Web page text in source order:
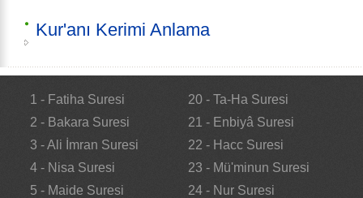
Kur'anı Kerimi Anlama
1 - Fatiha Suresi
2 - Bakara Suresi
3 - Ali İmran Suresi
4 - Nisa Suresi
5 - Maide Suresi
20 - Ta-Ha Suresi
21 - Enbiyâ Suresi
22 - Hacc Suresi
23 - Mü'minun Suresi
24 - Nur Suresi